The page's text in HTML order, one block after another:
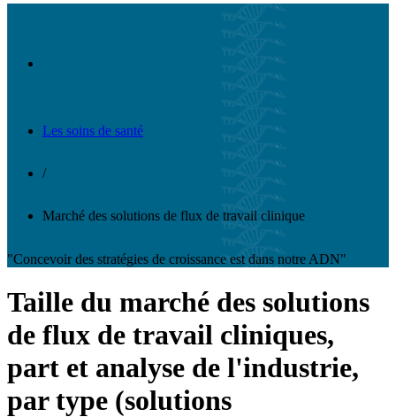
Les soins de santé
/
Marché des solutions de flux de travail clinique
"Concevoir des stratégies de croissance est dans notre ADN"
Taille du marché des solutions
de flux de travail cliniques,
part et analyse de l'industrie,
par type (solutions